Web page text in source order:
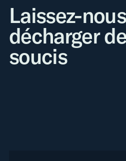
Laissez-
décharger
soucis